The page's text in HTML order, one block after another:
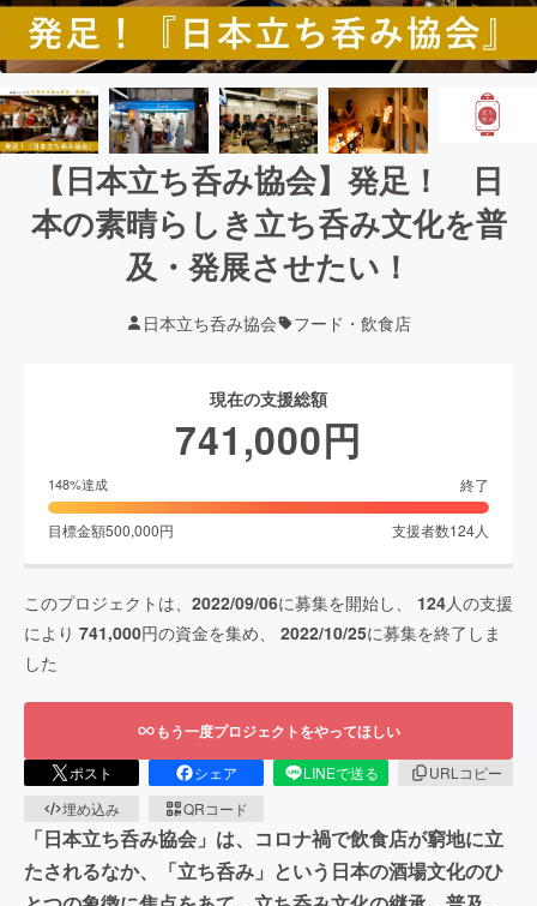
【日本立ち呑み協会】発足！ 日
本の素晴らしき立ち呑み文化を普
及・発展させたい！
日本立ち呑み協会 フード・飲食店
現在の支援総額
741,000円
148%達成 終了
目標金額500,000円 支援者数124人
このプロジェクトは、 2022/09/06に募集を開始し、 124人の支援
により 741,000円の資金を集め、 2022/10/25に募集を終了しま
した
もう一度プロジェクトをやってほしい
ポスト シェア LINEで送る
URLコピー
埋め込み
QRコード
「日本立ち呑み協会」は、コロナ禍で飲食店が窮地に立
たされるなか、「立ち呑み」という日本の酒場文化のひ